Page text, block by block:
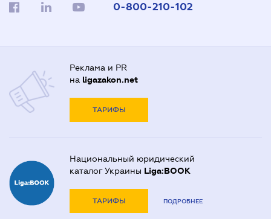
0-800-210-102
Реклама и PR
на ligazakon.net
ТАРИФЫ
Национальный юридический
каталог Украины Liga:BOOK
ТАРИФЫ ПОДРОБНЕЕ